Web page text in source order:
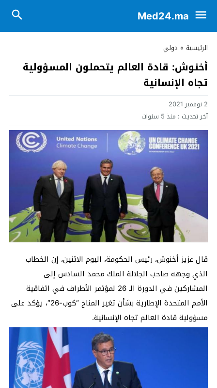
Med24.ma
الرئيسية » دولي
أخنوش: قادة العالم يتحملون المسؤولية
تجاه الإنسانية
2 نوفمبر 2021
آخر تحديث : منذ 5 سنوات
قال عزيز أخنوش، رئيس الحكومة، اليوم الاثنين، إن الخطاب
الذي وجهه صاحب الجلالة الملك محمد السادس إلى
المشاركين في الدورة الـ 26 لمؤتمر الأطراف في اتفاقية
الأمم المتحدة الإطارية بشأن تغير المناخ “كوب-26″، يؤكد على
مسؤولية قادة العالم تجاه الإنسانية.